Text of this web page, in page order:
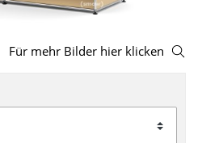
Für mehr Bilder hier klicken